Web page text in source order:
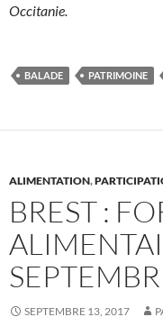
Occitanie.
BALADE PATRIMOINE
ALIMENTATION,
BREST :
SEPTEMBRE 13, 2017